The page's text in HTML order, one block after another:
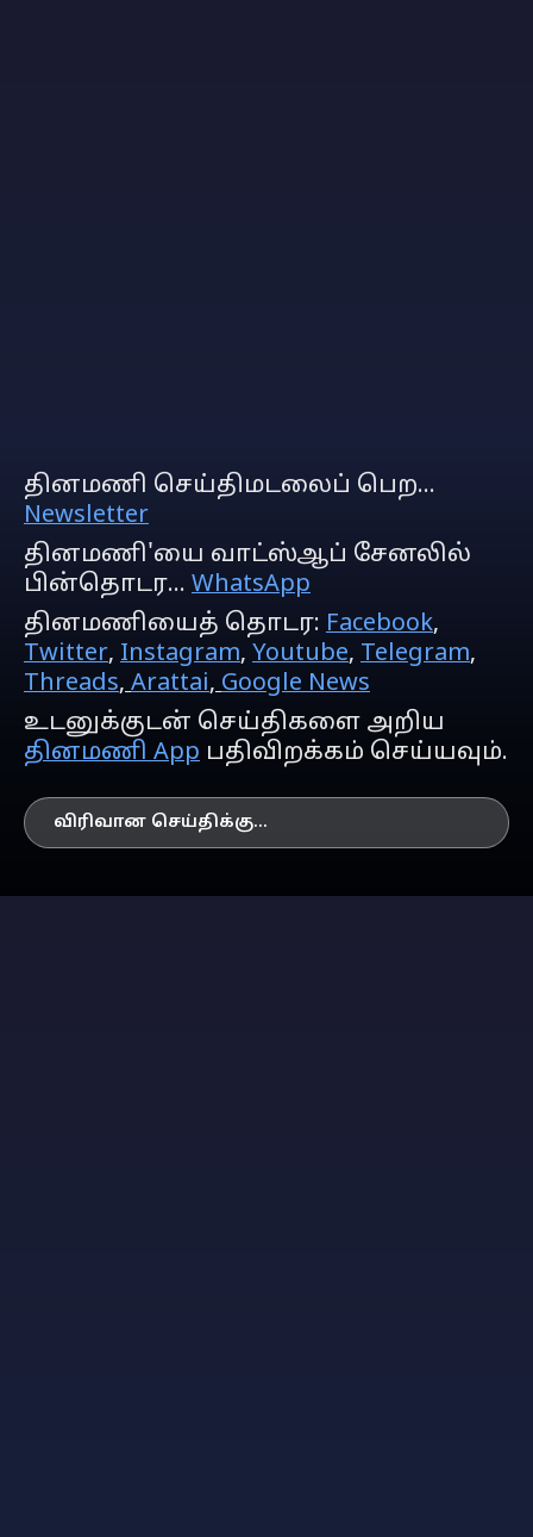
தினமணி செய்திமடலைப் பெற...
Newsletter
தினமணி'யை வாட்ஸ்ஆப் சேனலில்
பின்தொடர... WhatsApp
தினமணியைத் தொடர: Facebook,
Twitter, Instagram, Youtube, Telegram,
Threads,Arattai,Google News
உடனுக்குடன் செய்திகளை அறிய
தினமணி App பதிவிறக்கம் செய்யவும்.
விரிவான செய்திக்கு...